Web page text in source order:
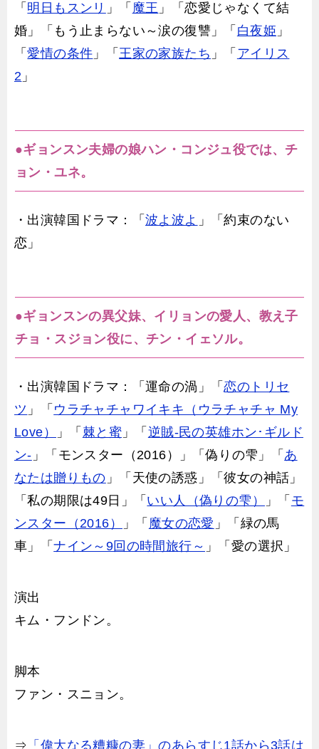
「 明日もスンリ 」「 魔王 」「恋愛じゃなくて結
婚」「もう止まらない～涙の復讐」「 白夜姫 」
「愛情の条件 」「王家の家族たち 」「 アイリス
2 」
●ギョンスン夫婦の娘ハン・コンジュ役では、チ
ョン・ユネ。
・出演韓国ドラマ：「 波よ波よ 」「約束のない
恋」
●ギョンスンの異父妹、イリョンの愛人、教え子
チョ・スジョン役に、チン・イェソル。
・出演韓国ドラマ：「運命の渦」「恋のトリセ
ツ 」「 ウラチャチャワイキキ（ウラチャチャ My
Love）
」「 棘と蜜 」「 逆賊-民の英雄ホン･ギルド
ン- 」「モンスター（2016）」「偽りの雫」「 あ
なたは贈りもの 」「天使の誘惑」「彼女の神話」
「私の期限は49日」「 いい人（偽りの雫） 」「 モ
ンスター（2016）
」「 魔女の恋愛 」「緑の馬
車」「ナイン～9回の時間旅行～ 」「愛の選択」
演出
キム・フンドン。
脚本
ファン・スニョン。
⇒ 「偉大なる糟糠の妻」のあらすじ1話から3話は